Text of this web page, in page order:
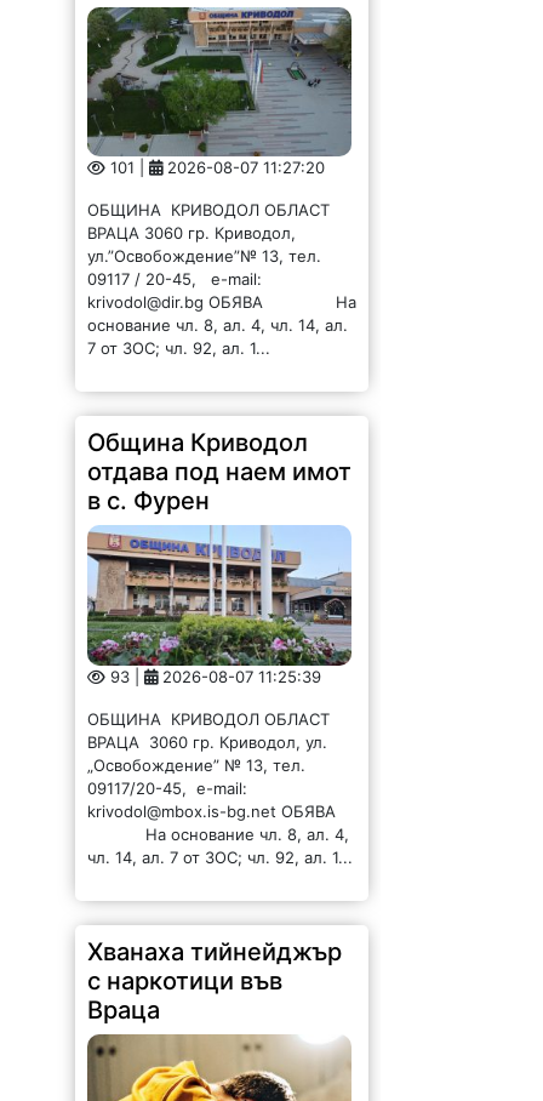
101 | 2026-08-07 11:27:20
ОБЩИНА КРИВОДОЛ ОБЛАСТ
ВРАЦА 3060 гр. Криводол,
ул.”Освобождение”№ 13, тел.
09117 / 20-45, e-mail:
krivodol@dir.bg ОБЯВА На
основание чл. 8, ал. 4, чл. 14, ал.
7 от ЗОС; чл. 92, ал. 1...
Община Криводол
отдава под наем имот
в с. Фурен
93 | 2026-08-07 11:25:39
ОБЩИНА КРИВОДОЛ ОБЛАСТ
ВРАЦА 3060 гр. Криводол, ул.
„Освобождение” № 13, тел.
09117/20-45, e-mail:
krivodol@mbox.is-bg.net ОБЯВА
На основание чл. 8, ал. 4,
чл. 14, ал. 7 от ЗОС; чл. 92, ал. 1...
Хванаха тийнейджър
с наркотици във
Враца